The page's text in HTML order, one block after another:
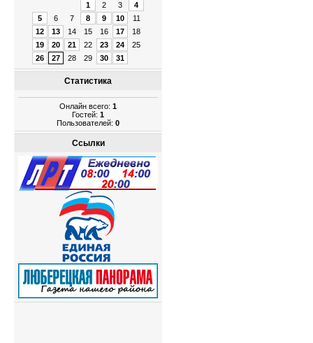
1
2 3
4
5
6 7 8 9 10
11
12
13 14 15 16 17
18
19
20 21 22 23 24
25
26
27 28 29 30 31
Статистика
Онлайн всего: 1
Гостей: 1
Пользователей: 0
Ссылки